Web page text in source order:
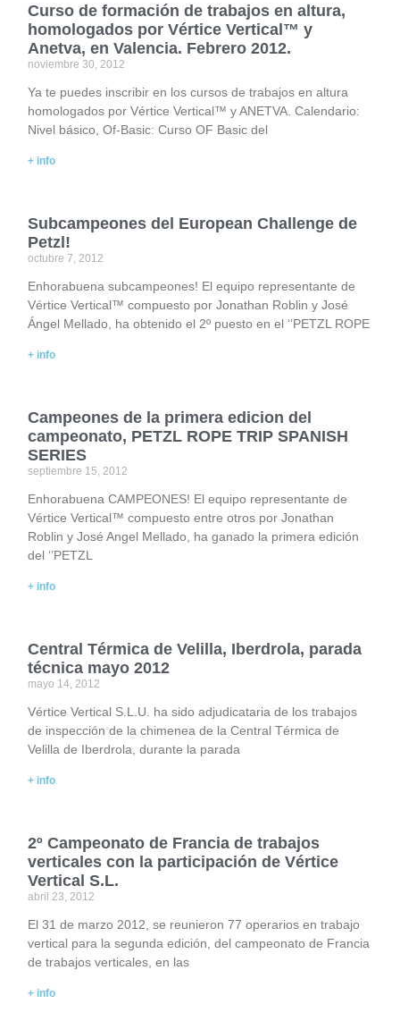
Curso de formación de trabajos en altura,
homologados por Vértice Vertical™ y
Anetva, en Valencia. Febrero 2012.
noviembre 30, 2012
Ya te puedes inscribir en los cursos de trabajos en altura
homologados por Vértice Vertical™ y ANETVA. Calendario:
Nivel básico, Of-Basic: Curso OF Basic del
+ info
Subcampeones del European Challenge de
Petzl!
octubre 7, 2012
Enhorabuena subcampeones! El equipo representante de
Vértice Vertical™ compuesto por Jonathan Roblin y José
Ángel Mellado, ha obtenido el 2º puesto en el ‘’PETZL ROPE
+ info
Campeones de la primera edicion del
campeonato, PETZL ROPE TRIP SPANISH
SERIES
septiembre 15, 2012
Enhorabuena CAMPEONES! El equipo representante de
Vértice Vertical™ compuesto entre otros por Jonathan
Roblin y José Angel Mellado, ha ganado la primera edición
del ‘’PETZL
+ info
Central Térmica de Velilla, Iberdrola, parada
técnica mayo 2012
mayo 14, 2012
Vértice Vertical S.L.U. ha sido adjudicataria de los trabajos
de inspección de la chimenea de la Central Térmica de
Velilla de Iberdrola, durante la parada
+ info
2º Campeonato de Francia de trabajos
verticales con la participación de Vértice
Vertical S.L.
abril 23, 2012
El 31 de marzo 2012, se reunieron 77 operarios en trabajo
vertical para la segunda edición, del campeonato de Francia
de trabajos verticales, en las
+ info